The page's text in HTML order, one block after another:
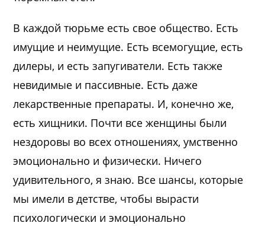
В каждой тюрьме есть свое общество. Есть
имущие и неимущие. Есть всемогущие, есть
дилеры, и есть запугиватели. Есть также
невидимые и пассивные. Есть даже
лекарственные препараты. И, конечно же,
есть хищники. Почти все женщины были
нездоровы во всех отношениях, умственно
эмоционально и физически. Ничего
удивительного, я знаю. Все шансы, которые
мы имели в детстве, чтобы вырасти
психологически и эмоционально